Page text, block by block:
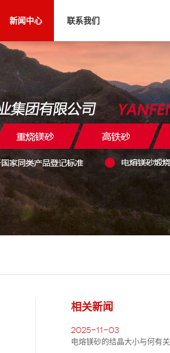
新闻中心 联系我们
相关新闻
2025-11-03
电熔镁砂的结晶大小与何有关